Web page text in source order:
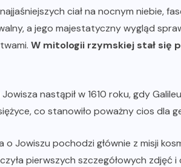
ciał na nocnym niebie,
a jego majestatyczny wygląd
W mitologii rzymskiej stał się
nastąpił w 1610 roku, gdy
co stanowiło poważny cios dla
o Jowiszu pochodzi głównie z misji
pierwszych szczegółowych zdjęć